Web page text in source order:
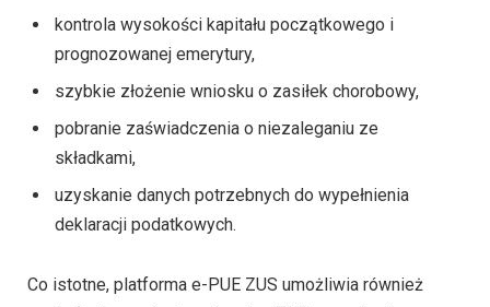
kontrola wysokości kapitału początkowego i
prognozowanej emerytury,
szybkie złożenie wniosku o zasiłek chorobowy,
pobranie zaświadczenia o niezaleganiu ze
składkami,
uzyskanie danych potrzebnych do wypełnienia
deklaracji podatkowych.
Co istotne, platforma e-PUE ZUS umożliwia również